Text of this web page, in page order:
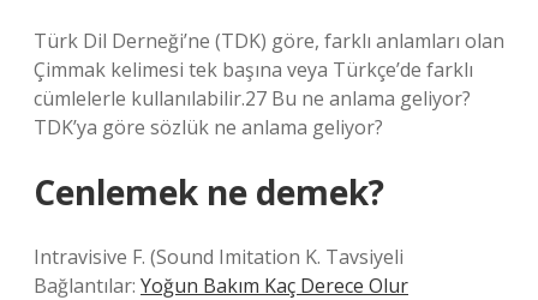
Türk Dil Derneği’ne (TDK) göre, farklı anlamları olan
Çimmak kelimesi tek başına veya Türkçe’de farklı
cümlelerle kullanılabilir.27 Bu ne anlama geliyor?
TDK’ya göre sözlük ne anlama geliyor?
Cenlemek ne demek?
Intravisive F. (Sound Imitation K. Tavsiyeli
Bağlantılar: Yoğun Bakım Kaç Derece Olur